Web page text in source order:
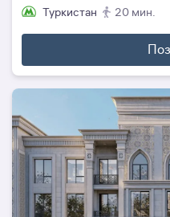
Туркистан
20 мин.